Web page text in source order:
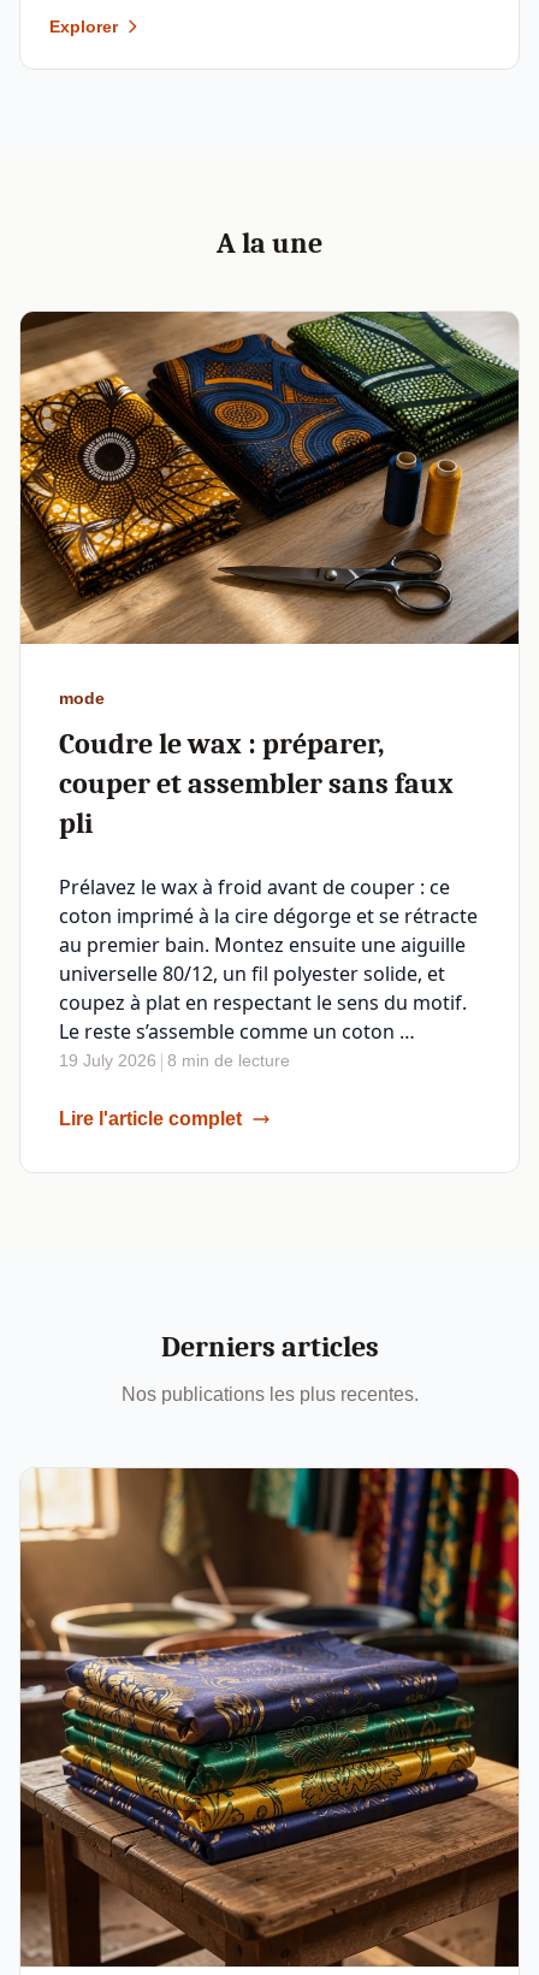
Explorer
A la une
mode
Coudre le wax : préparer,
couper et assembler sans faux
pli
Prélavez le wax à froid avant de couper : ce
coton imprimé à la cire dégorge et se rétracte
au premier bain. Montez ensuite une aiguille
universelle 80/12, un fil polyester solide, et
coupez à plat en respectant le sens du motif.
Le reste s’assemble comme un coton …
19 July 2026 | 8 min de lecture
Lire l'article complet
Derniers articles
Nos publications les plus recentes.